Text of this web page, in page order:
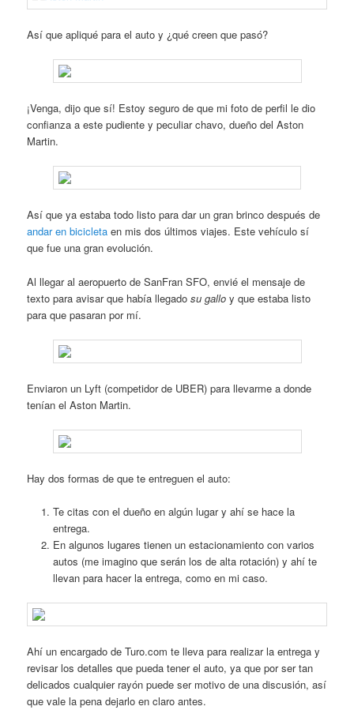
Así que apliqué para el auto y ¿qué creen que pasó?
¡Venga, dijo que sí! Estoy seguro de que mi foto de perfil le dio
confianza a este pudiente y peculiar chavo, dueño del Aston
Martin.
Así que ya estaba todo listo para dar un gran brinco después de
andar en bicicleta en mis dos últimos viajes. Este vehículo sí
que fue una gran evolución.
Al llegar al aeropuerto de SanFran SFO, envié el mensaje de
texto para avisar que había llegadosu gallo y que estaba listo
para que pasaran por mí.
Enviaron un Lyft (competidor de UBER) para llevarme a donde
tenían el Aston Martin.
Hay dos formas de que te entreguen el auto:
Te citas con el dueño en algún lugar y ahí se hace la
entrega.
En algunos lugares tienen un estacionamiento con varios
autos (me imagino que serán los de alta rotación) y ahí te
llevan para hacer la entrega, como en mi caso.
Ahí un encargado de Turo.com te lleva para realizar la entrega y
revisar los detalles que pueda tener el auto, ya que por ser tan
delicados cualquier rayón puede ser motivo de una discusión, así
que vale la pena dejarlo en claro antes.